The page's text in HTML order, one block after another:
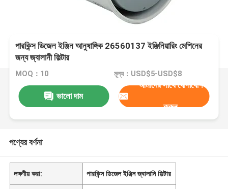
পারকিন্স ডিজেল ইঞ্জিন আনুষাঙ্গিক 26560137 ইঞ্জিনিয়ারিং মেশিনের
জন্য জ্বালানী ফিল্টার
MOQ：10 মূল্য：USD$5-USD$8
ভালো দাম
আমাদের সাথে যোগাযোগ
করুন
পণ্যের বর্ণনা
লক্ষণীয় করা: পারকিন্স ডিজেল ইঞ্জিন জ্বালানি ফিল্টার